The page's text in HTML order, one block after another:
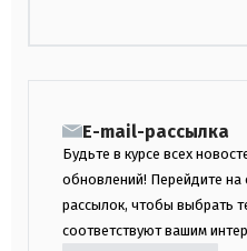
E-mail-рассылка
Будьте в курсе всех
обновлений! Перейдите на
рассылок, чтобы выбрать
соответствуют вашим